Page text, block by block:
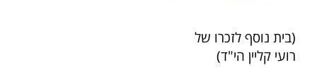
(בית נוסף לזכרו של
רועי קליין הי"ד)